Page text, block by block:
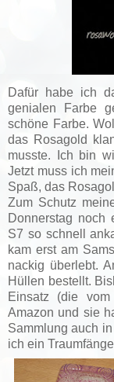
Dafür habe ich
genialen Farbe
schöne Farbe.
das Rosagold
musste. Ich bin
Jetzt muss ich
Spaß, das
Zum Schutz
Donnerstag noch
S7 so schnell
kam erst am
nackig überlebt.
Hüllen bestellt.
Einsatz (die
Amazon und sie
Sammlung auch
ich ein